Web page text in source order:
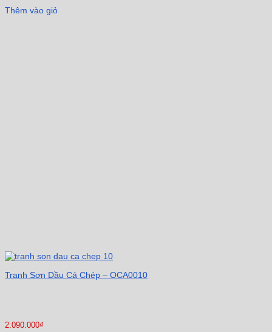
Thêm vào giỏ
Tranh Sơn Dầu Cá Chép – OCA0010
2.090.000₫